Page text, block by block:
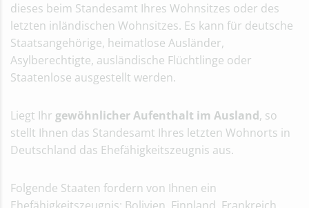
dieses beim Standesamt Ihres Wohnsitzes oder des
letzten inländischen Wohnsitzes. Es kann für deutsche
Staatsangehörige, heimatlose Ausländer,
Asylberechtigte, ausländische Flüchtlinge oder
Staatenlose ausgestellt werden.
Liegt Ihr gewöhnlicher Aufenthalt im Ausland, so
stellt Ihnen das Standesamt Ihres letzten Wohnorts in
Deutschland das Ehefähigkeitszeugnis aus.
Folgende Staaten fordern von Ihnen ein